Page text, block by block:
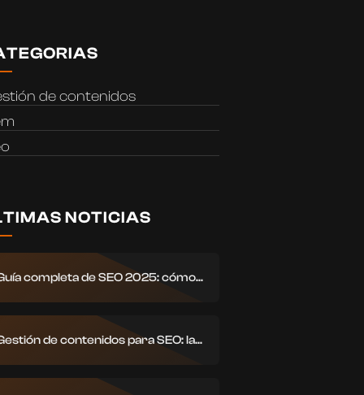
de contenidos
NOTICIAS
completa de SEO 2025: cómo...
de contenidos para SEO: la...